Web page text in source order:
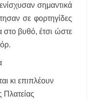
σημαντικά
σε φορτηγίδες
στο βυθό, έτσι ώστε
κι επιπλέουν